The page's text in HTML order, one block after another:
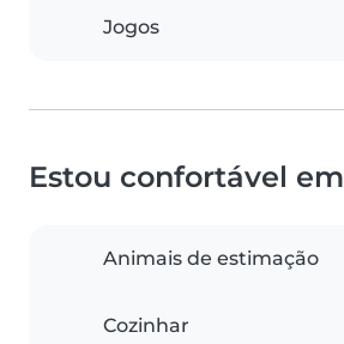
Jogos
Estou confortável em
Animais de estimação
Cozinhar